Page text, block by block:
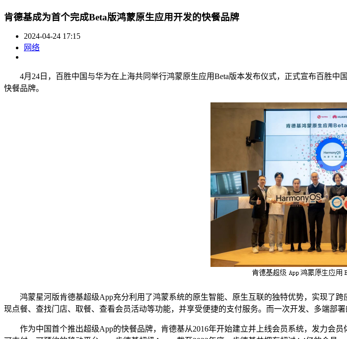
肯德基成为首个完成Beta版鸿蒙原生应用开发的快餐品牌
2024-04-24 17:15
网络
4月24日，百胜中国与华为在上海共同举行鸿蒙原生应用Beta版本发布仪式，正式宣布百胜中
快餐品牌。
鸿蒙星河版肯德基超级App充分利用了鸿蒙系统的原生智能、原生互联的独特优势，实现了跨
现点餐、查找门店、取餐、查看会员活动等功能，并享受便捷的支付服务。而一次开发、多端部署
作为中国首个推出超级App的快餐品牌，肯德基从2016年开始建立并上线会员系统，发力会员